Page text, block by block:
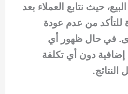
حيث نتابع العملاء بعد
للتأكد من عدم عودة
في حال ظهور أي
إضافية دون أي تكلفة